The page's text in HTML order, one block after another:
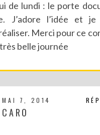
de lundi : le porte
J’adore l’idée et je
Merci pour ce
belle journée
MAI 7, 2014
CARO